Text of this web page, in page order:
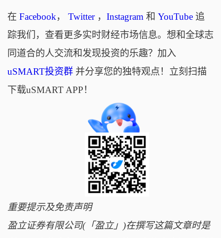
在 Facebook， Twitter， Instagram 和 YouTube追
踪我们，查看更多实时财经市场信息。想和全球志
同道合的人交流和发现投资的乐趣？加入
uSMART投资群并分享您的独特观点！立刻扫描
下载uSMART APP！
重要提示及免责声明
盈立证券有限公司(「盈立」)在撰写这篇文章时是